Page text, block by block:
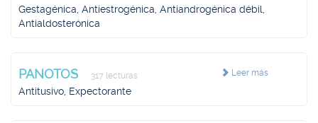
Gestagénica, Antiestrogénica, Antiandrogénica débil,
Antialdosterónica
Leer más
PANOTOS 317 lecturas
Antitusivo, Expectorante